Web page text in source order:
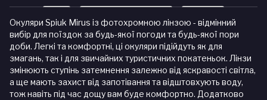
Окуляри Spiuk Mirus із фотохромною лінзою - відмінний
вибір для поїздок за будь-якої погоди та будь-якої пори
доби. Легкі та комфортні, ці окуляри підійдуть як для
змагань, так і для звичайних туристичних покатеньок. Лінзи
змінюють ступінь затемнення залежно від яскравості світла,
а ще мають захист від запотівання та відштовхують воду,
тож навіть під час дощу вам буде комфортно. Додатково